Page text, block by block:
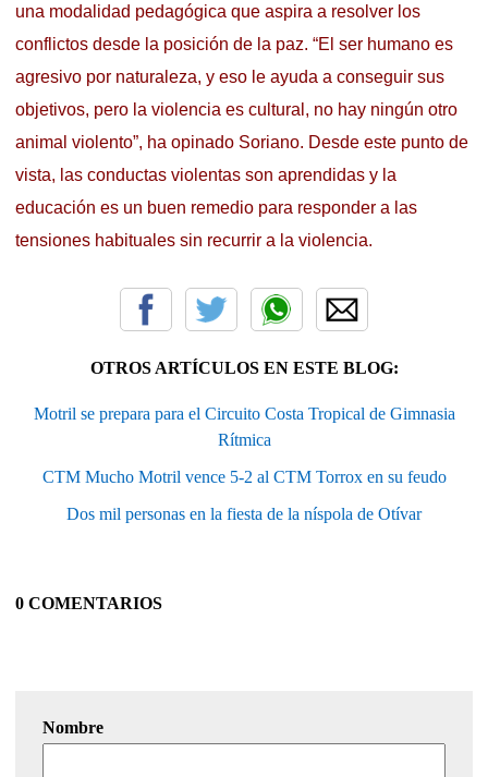
una modalidad pedagógica que aspira a resolver los
conflictos desde la posición de la paz. “El ser humano es
agresivo por naturaleza, y eso le ayuda a conseguir sus
objetivos, pero la violencia es cultural, no hay ningún otro
animal violento”, ha opinado Soriano. Desde este punto de
vista, las conductas violentas son aprendidas y la
educación es un buen remedio para responder a las
tensiones habituales sin recurrir a la violencia.
OTROS ARTÍCULOS EN ESTE BLOG:
Motril se prepara para el Circuito Costa Tropical de Gimnasia
Rítmica
CTM Mucho Motril vence 5-2 al CTM Torrox en su feudo
Dos mil personas en la fiesta de la níspola de Otívar
0 COMENTARIOS
Nombre